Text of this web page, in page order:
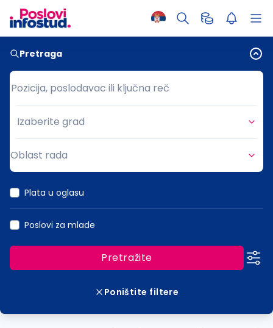
Pretraga
Pozicija, poslodavac ili ključna reč
Pozicija, poslodavac ili ključna reč
Grad
Izaberite grad
Oblast rada
Plata u oglasu
Poslovi za mlade
Pretražite
Poništite filtere